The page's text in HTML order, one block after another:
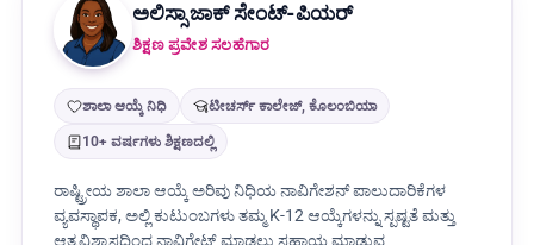
ಅಲಿಸ್ಸಾ ಜಾಕ್ ಸೇಂಟ್-ಪಿಯರ್
ಶಿಕ್ಷಣ ಪ್ರವೇಶ ಸಲಹೆಗಾರ
ಶಾಲಾ ಆಯ್ಕೆ ನಿಧಿ ಟೀಚರ್ಸ್ ಕಾಲೇಜ್, ಕೊಲಂಬಿಯಾ
10+ ವರ್ಷಗಳು ಶಿಕ್ಷಣದಲ್ಲಿ
ರಾಷ್ಟ್ರೀಯ ಶಾಲಾ ಆಯ್ಕೆ ಅರಿವು ನಿಧಿಯ ನಾವಿಗೇಶನ್ ಪಾಲುದಾರಿಕೆಗಳ
ವ್ಯವಸ್ಥಾಪಕ, ಅಲ್ಲಿ ಕುಟುಂಬಗಳು ತಮ್ಮ K-12 ಆಯ್ಕೆಗಳನ್ನು ಸ್ಪಷ್ಟತೆ ಮತ್ತು
ಆತ್ಮವಿಶ್ವಾಸದಿಂದ ನಾವಿಗೇಟ್ ಮಾಡಲು ಸಹಾಯ ಮಾಡುವ